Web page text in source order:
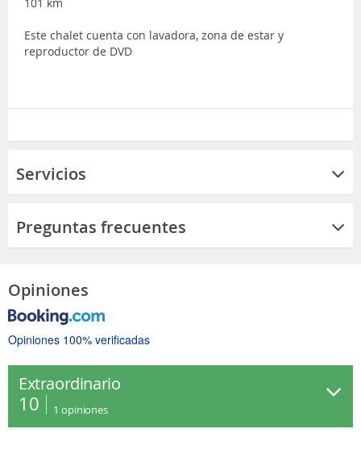
Este chalet cuenta con lavadora, zona de estar y
reproductor de DVD
Servicios
Preguntas frecuentes
Opiniones
Opiniones 100% verificadas
Extraordinario
10 1 opiniones